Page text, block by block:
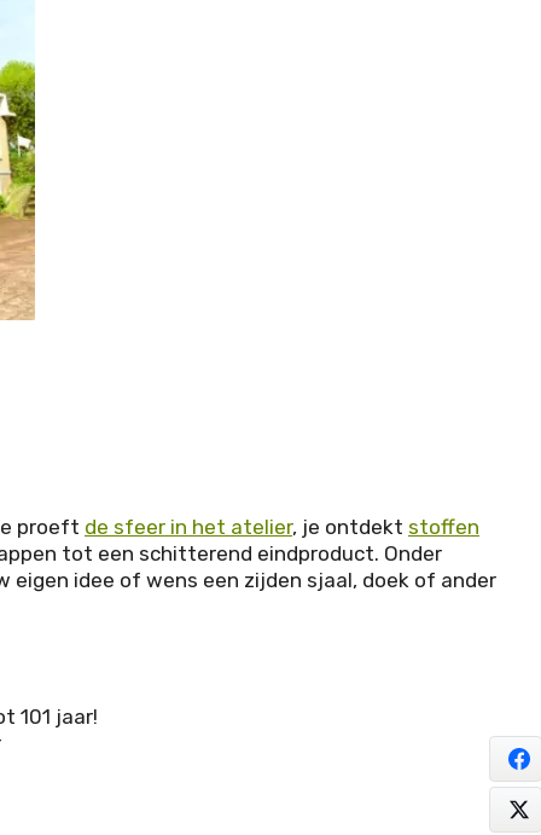
proeft de sfeer in het atelier, je ontdekt stoffen
tot een schitterend eindproduct. Onder
eigen idee of wens een zijden sjaal, doek of ander
101 jaar!